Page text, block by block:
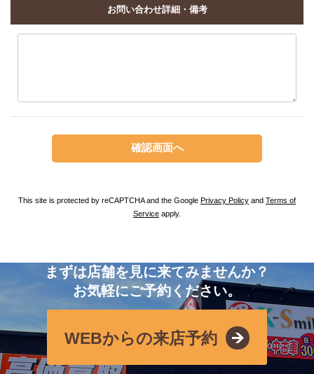
お問い合わせ詳細・備考
This site is protected by reCAPTCHA and the Google Privacy Policy and Terms of
Service apply.
まずは店舗を見に来てみませんか？
お気軽にご予約ください。
WEBからの来店予約